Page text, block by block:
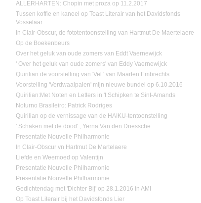
ALLERHARTEN: Chopin met proza op 11.2.2017
Tussen koffie en kaneel op Toast Literair van het Davidsfonds
Vosselaar
In Clair-Obscur, de fototentoonstelling van Hartmut De Maertelaere
Op de Boekenbeurs
Over het geluk van oude zomers van Eddt Vaernewijck
' Over het geluk van oude zomers' van Eddy Vaernewijck
Quirilian de voorstelling van 'Vel ' van Maarten Embrechts
Voorstelling 'Verdwaalpalen' mijn nieuwe bundel op 6.10.2016
Quirilian:Met Noten en Letters in 't Schipken te Sint-Amands
Noturno Brasileiro: Patrick Rodriges
Quirilian op de vernissage van de HAIKU-tentoonstelling
' Schaken met de dood' , Yerna Van den Driessche
Presentatie Nouvelle Philharmonie
In Clair-Obscur vn Hartmut De Martelaere
Liefde en Weemoed op Valentijn
Presentatie Nouvelle Philharmonie
Presentatie Nouvelle Philharmonie
Gedichtendag met 'Dichter Bij' op 28.1.2016 in AMI
Op Toast Literair bij het Davidsfonds Lier